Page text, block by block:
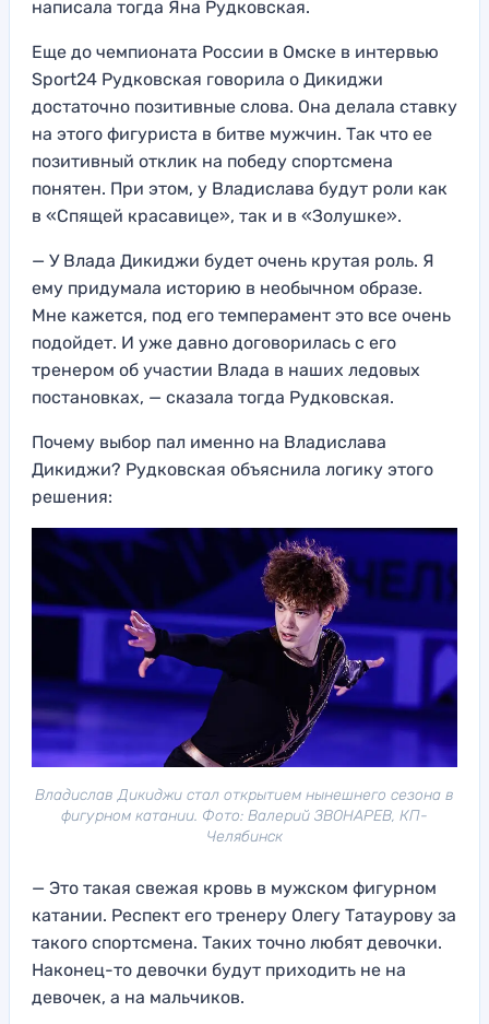
написала тогда Яна Рудковская.
Еще до чемпионата России в Омске в интервью
Sport24 Рудковская говорила о Дикиджи
достаточно позитивные слова. Она делала ставку
на этого фигуриста в битве мужчин. Так что ее
позитивный отклик на победу спортсмена
понятен. При этом, у Владислава будут роли как
в «Спящей красавице», так и в «Золушке».
— У Влада Дикиджи будет очень крутая роль. Я
ему придумала историю в необычном образе.
Мне кажется, под его темперамент это все очень
подойдет. И уже давно договорилась с его
тренером об участии Влада в наших ледовых
постановках, — сказала тогда Рудковская.
Почему выбор пал именно на Владислава
Дикиджи? Рудковская объяснила логику этого
решения:
Владислав Дикиджи стал открытием нынешнего сезона в
фигурном катании. Фото: Валерий ЗВОНАРЕВ, КП-
Челябинск
— Это такая свежая кровь в мужском фигурном
катании. Респект его тренеру Олегу Татаурову за
такого спортсмена. Таких точно любят девочки.
Наконец-то девочки будут приходить не на
девочек, а на мальчиков.